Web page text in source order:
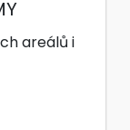
areálů i